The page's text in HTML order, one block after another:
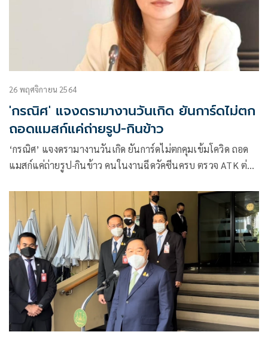
26 พฤศจิกายน 2564
'กรณิศ' แจงดรามางานวันเกิด ยันการ์ดไม่ตก
ถอดแมสก์แค่ถ่ายรูป-กินข้าว
‘กรณิศ’ แจงดรามางานวันเกิด ยันการ์ดไม่ตกคุมเข้มโควิด ถอด
แมสก์แค่ถ่ายรูป-กินข้าว คนในงานฉีดวัคซีนครบ ตรวจ ATK ต่อ